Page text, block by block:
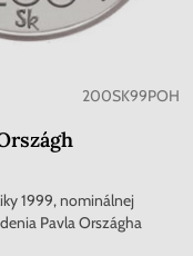
200SK99POH
1999, nominálnej
Pavla Országha